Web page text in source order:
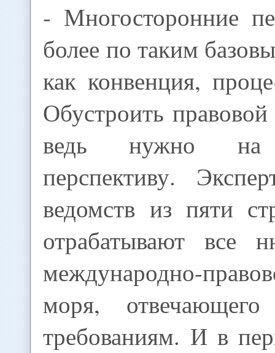
- Многосторонние
более по таким
как конвенция,
Обустроить
ведь нужно на
перспективу.
ведомств из пяти
отрабатывают все
международно-
моря,
требованиям. И в